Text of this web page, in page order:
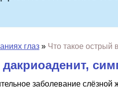
глаз » Что такое острый
заболевание слёзной